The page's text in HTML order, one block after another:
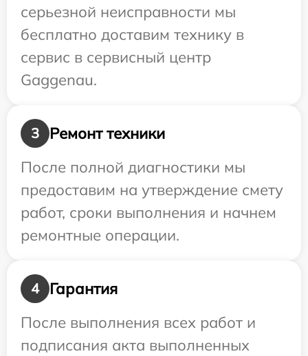
серьезной неисправности мы
бесплатно доставим технику в
сервис в сервисный центр
Gaggenau.
3
Ремонт техники
После полной диагностики мы
предоставим на утверждение смету
работ, сроки выполнения и начнем
ремонтные операции.
4
Гарантия
После выполнения всех работ и
подписания акта выполненных